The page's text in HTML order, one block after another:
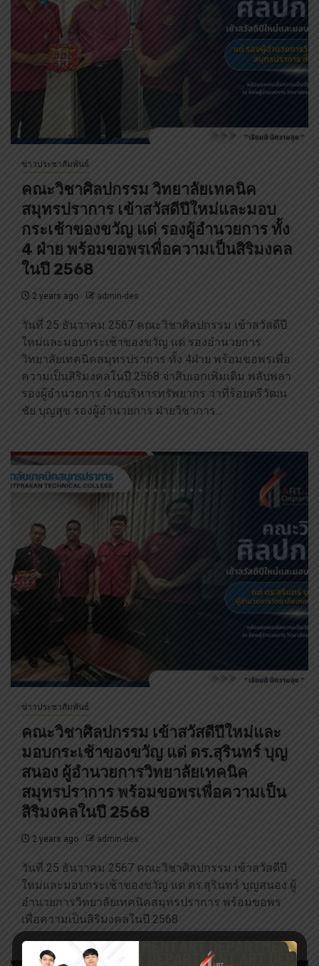
ข่าวประชาสัมพันธ์
คณะวิชาศิลปกรรม วิทยาลัยเทคนิค
สมุทรปราการ เข้าสวัสดีปีใหม่และมอบ
กระเช้าของขวัญ แด่ รองผู้อำนวยการ ทั้ง
4 ฝ่าย พร้อมขอพรเพื่อความเป็นสิริมงคล
ในปี 2568
2 years ago admin-des
วันที่ 25 ธันวาคม 2567 คณะวิชาศิลปกรรม เข้าสวัสดีปี
ใหม่และมอบกระเช้าของขวัญ แด่ รองอำนวยการ
วิทยาลัยเทคนิคสมุทรปราการ ทั้ง 4ฝ่าย พร้อมขอพรเพื่อ
ความเป็นสิริมงคลในปี 2568 จ่าสิบเอกเพิ่มเติม พลับพลา
รองผู้อำนวยการ ฝ่ายบริหารทรัพยากร ว่าที่ร้อยตรีวัฒน
ชัย บุญสุข รองผู้อำนวยการ ฝ่ายวิชาการ...
ข่าวประชาสัมพันธ์
คณะวิชาศิลปกรรม เข้าสวัสดีปีใหม่และ
มอบกระเช้าของขวัญ แด่ ดร.สุรินทร์ บุญ
สนอง ผู้อำนวยการวิทยาลัยเทคนิค
สมุทรปราการ พร้อมขอพรเพื่อความเป็น
สิริมงคลในปี 2568
2 years ago admin-des
วันที่ 25 ธันวาคม 2567 คณะวิชาศิลปกรรม เข้าสวัสดีปี
ใหม่และมอบกระเช้าของขวัญ แด่ ดร.สุรินทร์ บุญสนอง ผู้
อำนวยการวิทยาลัยเทคนิคสมุทรปราการ พร้อมขอพร
เพื่อความเป็นสิริมงคลในปี 2568